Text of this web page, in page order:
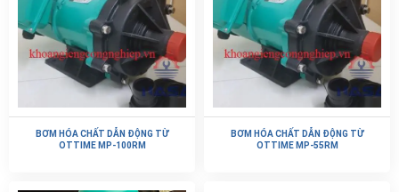
BƠM HÓA CHẤT DẪN ĐỘNG TỪ
OTTIME MP-100RM
BƠM HÓA CHẤT DẪN ĐỘNG TỪ
OTTIME MP-55RM